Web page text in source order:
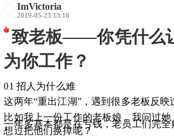
ImVictoria
2019-05-23 13:16
致老板——你凭什么
为你工作？
01 招人为什么难
这两年“重出江湖”，遇到很多老板反映
比如我上一份工作的老板娘，我问过
一年多基本都是在亏钱，老员工们完
想过把他们换掉呢？